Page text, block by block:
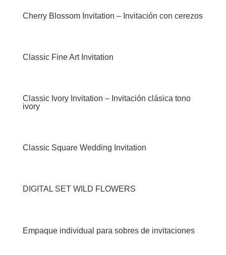
Cherry Blossom Invitation – Invitación con cerezos
Classic Fine Art Invitation
Classic Ivory Invitation – Invitación clásica tono
ivory
Classic Square Wedding Invitation
DIGITAL SET WILD FLOWERS
Empaque individual para sobres de invitaciones